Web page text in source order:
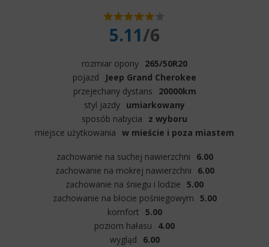
5.11/6
rozmiar opony 265/50R20
pojazd
Jeep Grand Cherokee
przejechany dystans
20000km
styl jazdy umiarkowany
sposób nabycia
z wyboru
miejsce użytkowania w mieście i poza miastem
zachowanie na suchej nawierzchni
6.00
zachowanie na mokrej nawierzchni
6.00
zachowanie na śniegu i lodzie 5.00
zachowanie na błocie pośniegowym 5.00
komfort 5.00
poziom hałasu
4.00
wygląd
6.00